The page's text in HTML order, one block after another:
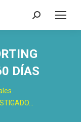
Buscar:
DÍAS